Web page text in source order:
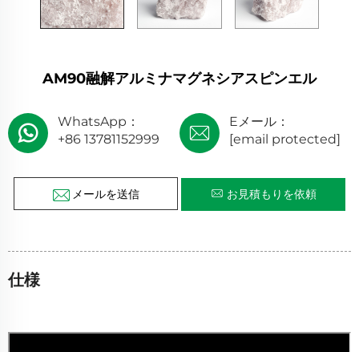
AM90融解アルミナマグネシアスピンエル
WhatsApp：
+86 13781152999
Eメール：
[email protected]
メールを送信 お見積もりを依頼
仕様